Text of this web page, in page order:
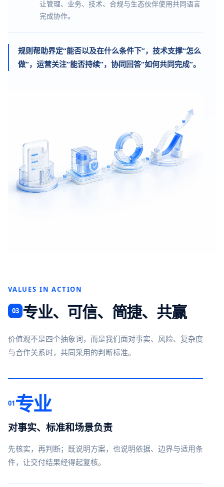
让管理、业务、技术、合规与生态伙伴使用共同语言
完成协作。
规则帮助界定“能否以及在什么条件下”，技术支撑“怎么
做”，运营关注“能否持续”，协同回答“如何共同完成”。
VALUES IN ACTION
03 专业、可信、简捷、共赢
价值观不是四个抽象词，而是我们面对事实、风险、复杂度
与合作关系时，共同采用的判断标准。
01专业
对事实、标准和场景负责
先核实，再判断；既说明方案，也说明依据、边界与适用条
件，让交付结果经得起复核。